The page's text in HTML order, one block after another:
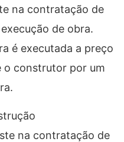
na contratação de
de obra.
é executada a preço
o construtor por um
na contratação de